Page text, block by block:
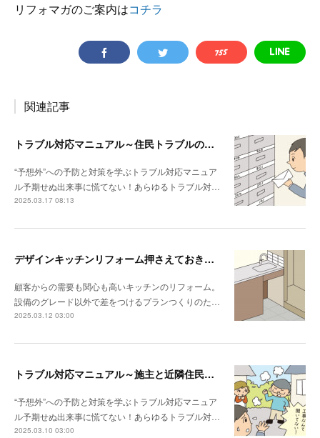
リフォマガのご案内はコチラ
関連記事
トラブル対応マニュアル～住民トラブルの危険度高!! マンションで注意したいポイント
“予想外”への予防と対策を学ぶトラブル対応マニュア
ル予期せぬ出来事に慌てない！あらゆるトラブル対…
2025.03.17 08:13
デザインキッチンリフォーム押さえておきたい3か条 《その3》設備以外の使い勝手・デザイン性
顧客からの需要も関心も高いキッチンのリフォーム。
設備のグレード以外で差をつけるプランつくりのた…
2025.03.12 03:00
トラブル対応マニュアル～施主と近隣住民との関係性が悪い場合は？
“予想外”への予防と対策を学ぶトラブル対応マニュア
ル予期せぬ出来事に慌てない！あらゆるトラブル対…
2025.03.10 03:00